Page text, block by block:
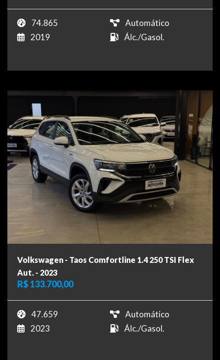
74.865
Automático
2019
Álc./Gasol.
Volkswagen - Taos Comfortline 1.4 250 TSI Flex
Aut. - 2023
R$ 133.700,00
47.659
Automático
2023
Álc./Gasol.